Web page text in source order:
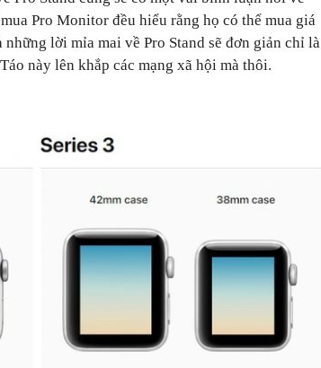
Pro Monitor đều hiểu rằng họ có thể mua giá
lời mỉa mai về Pro Stand sẽ đơn giản chỉ là
này lên khắp các mạng xã hội mà thôi.